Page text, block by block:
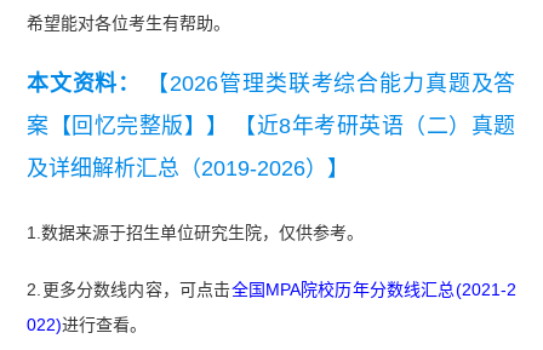
希望能对各位考生有帮助。
本文资料：
【2026管理类联考综合能力真题及答
案【回忆完整版】】
【近8年考研英语（二）真题
及详细解析汇总（2019-2026）】
1.数据来源于招生单位研究生院，仅供参考。
2.更多分数线内容，可点击全国MPA院校历年分数线汇总(2021-2
022)进行查看。